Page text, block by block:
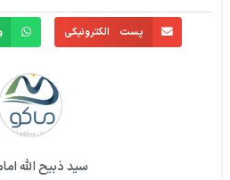
پست الکترونیکی
سید ذبیح الله